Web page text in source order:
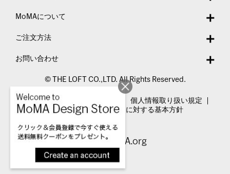
MoMAについて
ご注文方法
お問い合わせ
© THE LOFT CO.,LTD. All Rights Reserved.
特定商取引法表示
個人情報取り扱い規定
カスタマーハラスメントに対する基本方針
Visit MoMA.org